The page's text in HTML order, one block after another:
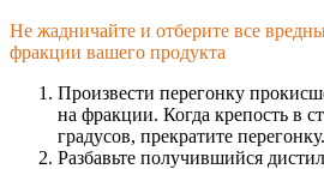
Не жадничайте и отберите все
фракции вашего продукта
Произвести перегонку
на фракции. Когда крепость в
градусов, прекратите перегонку.
Разбавьте получившийся